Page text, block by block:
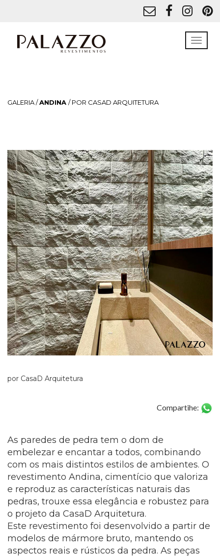
GALERIA /ANDINA / POR CASAD ARQUITETURA
...
por CasaD Arquitetura
Compartihe:
As paredes de pedra tem o dom de
embelezar e encantar a todos, combinando
com os mais distintos estilos de ambientes. O
revestimento Andina, cimentício que valoriza
e reproduz as características naturais das
pedras, trouxe essa elegância e robustez para
o projeto da CasaD Arquitetura.
Este revestimento foi desenvolvido a partir de
modelos de mármore bruto, mantendo os
aspectos reais e rústicos da pedra. As peças